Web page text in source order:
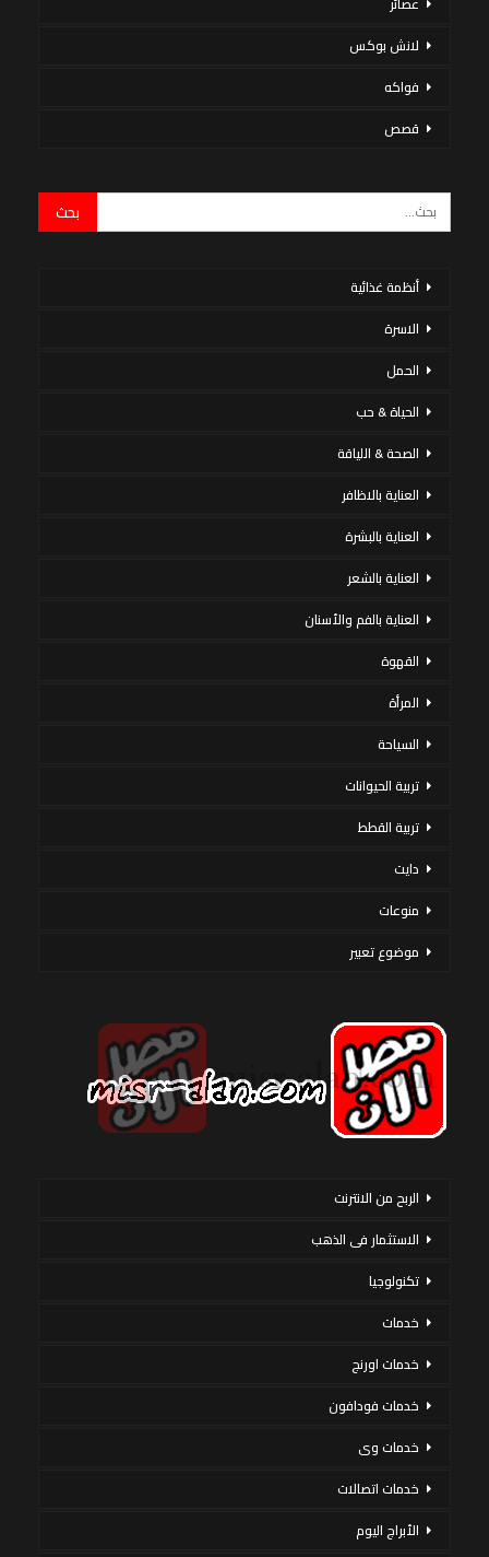
لانش بوكس
فواكه
قصص
أنظمة غذائية
الاسرة
الحمل
الحياة & حب
الصحة & اللياقة
العناية بالاظافر
العناية بالبشرة
العناية بالشعر
العناية بالفم والأسنان
القهوة
المرأة
السياحة
تربية الحيوانات
تربية القطط
دايت
منوعات
موضوع تعبير
الربح من الانترنت
الاستثمار فى الذهب
تكنولوجيا
خدمات
خدمات اورنج
خدمات فودافون
خدمات وى
خدمات اتصالات
الأبراج اليوم